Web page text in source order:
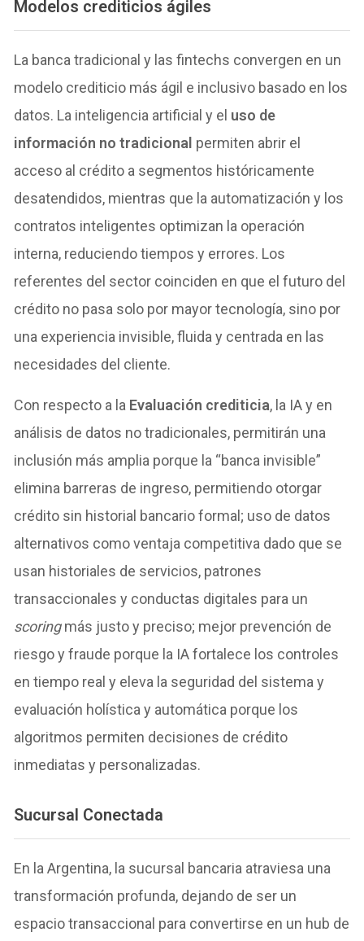
Modelos crediticios ágiles
La banca tradicional y las fintechs convergen en un
modelo crediticio más ágil e inclusivo basado en los
datos. La inteligencia artificial y el uso de
información no tradicional permiten abrir el
acceso al crédito a segmentos históricamente
desatendidos, mientras que la automatización y los
contratos inteligentes optimizan la operación
interna, reduciendo tiempos y errores. Los
referentes del sector coinciden en que el futuro del
crédito no pasa solo por mayor tecnología, sino por
una experiencia invisible, fluida y centrada en las
necesidades del cliente.
Con respecto a la Evaluación crediticia, la IA y en
análisis de datos no tradicionales, permitirán una
inclusión más amplia porque la “banca invisible”
elimina barreras de ingreso, permitiendo otorgar
crédito sin historial bancario formal; uso de datos
alternativos como ventaja competitiva dado que se
usan historiales de servicios, patrones
transaccionales y conductas digitales para un
scoringmás justo y preciso; mejor prevención de
riesgo y fraude porque la IA fortalece los controles
en tiempo real y eleva la seguridad del sistema y
evaluación holística y automática porque los
algoritmos permiten decisiones de crédito
inmediatas y personalizadas.
Sucursal Conectada
En la Argentina, la sucursal bancaria atraviesa una
transformación profunda, dejando de ser un
espacio transaccional para convertirse en un hub de